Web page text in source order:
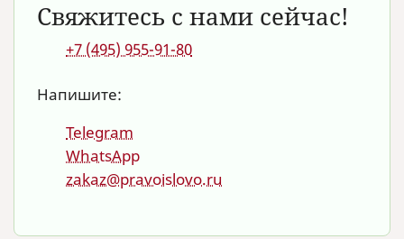
Свяжитесь с нами сейчас!
+7 (495) 955-91-80
Напишите:
Telegram
WhatsApp
zakaz@pravoislovo.ru